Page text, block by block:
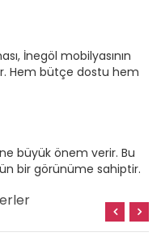
İnegöl mobilyasının
Hem bütçe dostu hem
büyük önem verir. Bu
bir görünüme sahiptir.